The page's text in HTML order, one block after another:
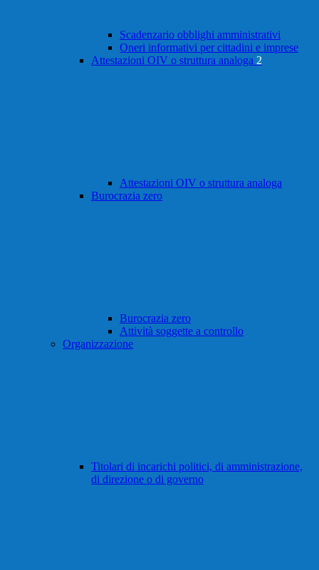
Scadenzario obblighi amministrativi
Oneri informativi per cittadini e imprese
Attestazioni OIV o struttura analoga 2
Attestazioni OIV o struttura analoga
Burocrazia zero
Burocrazia zero
Attività soggette a controllo
Organizzazione
Titolari di incarichi politici, di amministrazione,
di direzione o di governo